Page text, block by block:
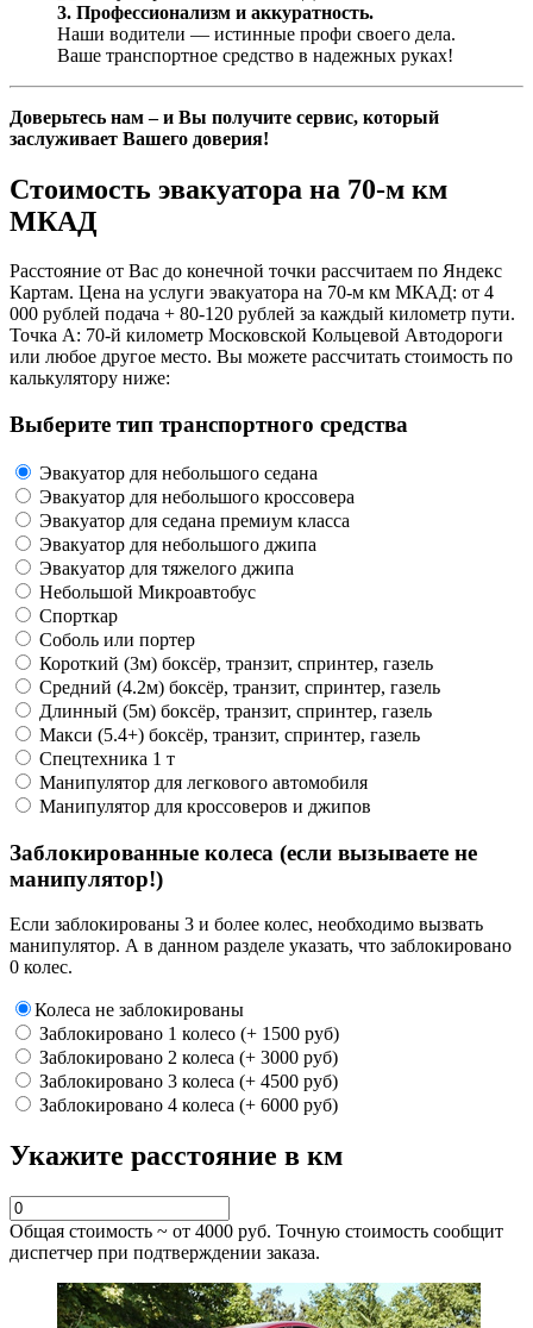
3. Профессионализм и аккуратность.
Наши водители — истинные профи своего дела.
Ваше транспортное средство в надежных руках!
Доверьтесь нам – и Вы получите сервис, который
заслуживает Вашего доверия!
Стоимость эвакуатора на 70-м км
МКАД
Расстояние от Вас до конечной точки рассчитаем по Яндекс
Картам. Цена на услуги эвакуатора на 70-м км МКАД: от 4
000 рублей подача + 80-120 рублей за каждый километр пути.
Точка А: 70-й километр Московской Кольцевой Автодороги
или любое другое место. Вы можете рассчитать стоимость по
калькулятору ниже:
Выберите тип транспортного средства
Эвакуатор для небольшого седана
Эвакуатор для небольшого кроссовера
Эвакуатор для седана премиум класса
Эвакуатор для небольшого джипа
Эвакуатор для тяжелого джипа
Небольшой Микроавтобус
Спорткар
Соболь или портер
Короткий (3м) боксёр, транзит, спринтер, газель
Средний (4.2м) боксёр, транзит, спринтер, газель
Длинный (5м) боксёр, транзит, спринтер, газель
Макси (5.4+) боксёр, транзит, спринтер, газель
Спецтехника 1 т
Манипулятор для легкового автомобиля
Манипулятор для кроссоверов и джипов
Заблокированные колеса (если вызываете не
манипулятор!)
Если заблокированы 3 и более колес, необходимо вызвать
манипулятор. А в данном разделе указать, что заблокировано
0 колес.
Колеса не заблокированы
Заблокировано 1 колесо (+ 1500 руб)
Заблокировано 2 колеса (+ 3000 руб)
Заблокировано 3 колеса (+ 4500 руб)
Заблокировано 4 колеса (+ 6000 руб)
Укажите расстояние в км
Общая стоимость ~ от 4000 руб. Точную стоимость сообщит
диспетчер при подтверждении заказа.